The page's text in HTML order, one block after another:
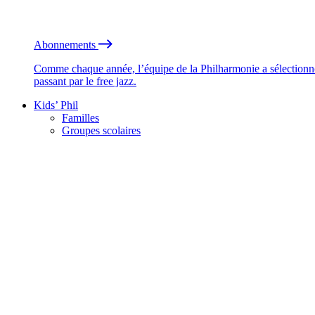
Abonnements
Comme chaque année, l’équipe de la Philharmonie a
passant par le free jazz.
Kids’ Phil
Familles
Groupes scolaires